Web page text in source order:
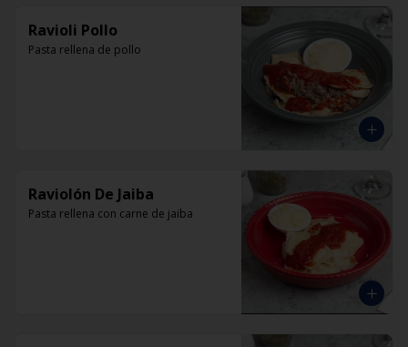
Ravioli Pollo
Pasta rellena de pollo
Raviolón De Jaiba
Pasta rellena con carne de jaiba